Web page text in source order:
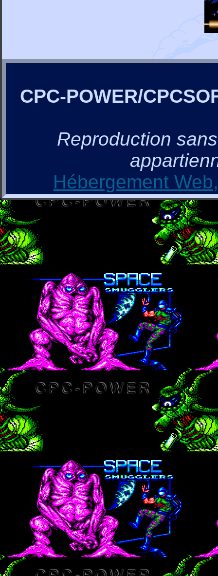
CPC-POWER/
Reproduction
Hébergement